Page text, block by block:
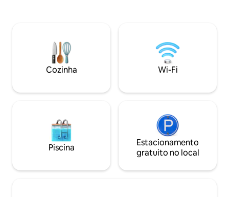
autônomo via código digital. Discrição e
privacidade garantidas. Opções
disponíveis no nosso site.
Cozinha Wi-Fi
Piscina
Estacionamento
gratuito no local